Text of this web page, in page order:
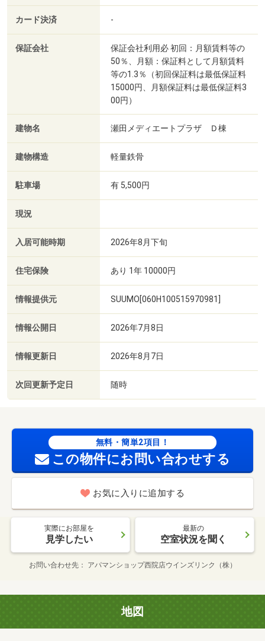
カード決済 -
保証会社
保証会社利用必 初回：月額賃料等の
50％、月額：保証料として月額賃料
等の1.3％（初回保証料は最低保証料
15000円、月額保証料は最低保証料3
00円）
建物名 瀬田メディエートプラザ Ｄ棟
建物構造 軽量鉄骨
駐車場 有 5,500円
現況
入居可能時期 2026年8月下旬
住宅保険 あり 1年 10000円
情報提供元 SUUMO[060H100515970981]
情報公開日 2026年7月8日
情報更新日 2026年8月7日
次回更新予定日 随時
無料・簡単2項目！
この物件にお問い合わせする
お気に入りに追加する
実際にお部屋を
見学したい
最新の
空室状況を聞く
お問い合わせ先 アパマンショップ西院店ウインズリンク（株）
地図